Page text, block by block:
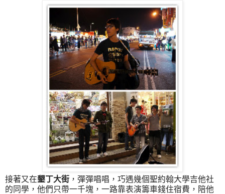
接著又在墾丁大街 ，彈彈唱唱，巧遇幾個聖約翰大學吉他社
的同學，他們只帶一千塊，一路靠表演籌車錢住宿費，陪他